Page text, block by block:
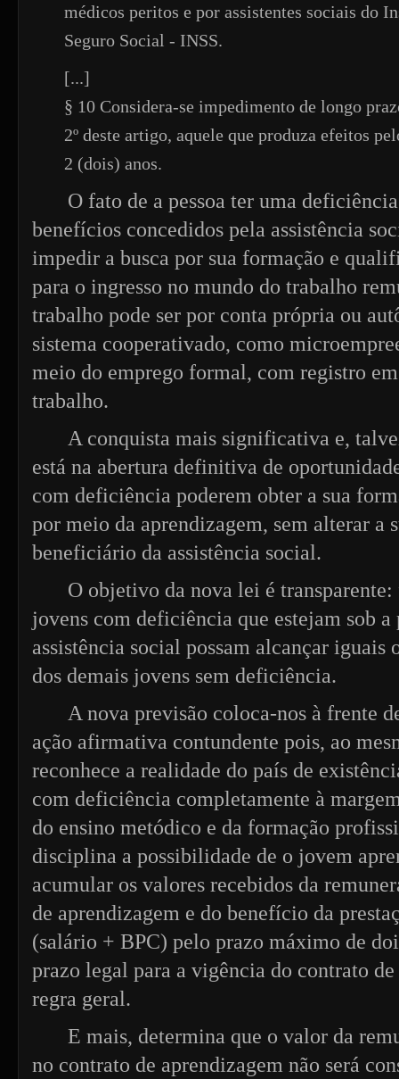
médicos peritos e por assistentes sociais do
Seguro Social - INSS.
[...]
§ 10 Considera-se impedimento de longo
2º deste artigo, aquele que produza efeitos
2 (dois) anos.
O fato de a pessoa ter uma
benefícios concedidos pela assistência
impedir a busca por sua formação e
para o ingresso no mundo do trabalho
trabalho pode ser por conta própria ou
sistema cooperativado, como
meio do emprego formal, com registro
trabalho.
A conquista mais significativa e,
está na abertura definitiva de
com deficiência poderem obter a sua
por meio da aprendizagem, sem alterar a
beneficiário da assistência social.
O objetivo da nova lei é
jovens com deficiência que estejam sob a
assistência social possam alcançar iguais
dos demais jovens sem deficiência.
A nova previsão coloca-nos à frente
ação afirmativa contundente pois, ao
reconhece a realidade do país de
com deficiência completamente à
do ensino metódico e da formação
disciplina a possibilidade de o jovem
acumular os valores recebidos da
de aprendizagem e do benefício da
(salário + BPC) pelo prazo máximo de
prazo legal para a vigência do contrato
regra geral.
E mais, determina que o valor da
no contrato de aprendizagem não será